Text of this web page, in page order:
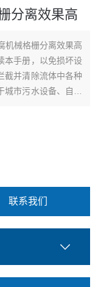
分离效果高
机械格栅分离效果高
本手册，以免损坏设
截并清除流体中各种
市污水设备、自来
是目前环境污水处
联系我们